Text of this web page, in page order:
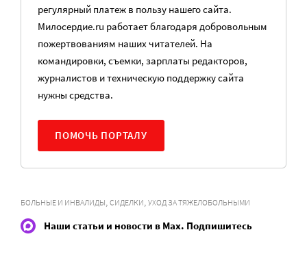
регулярный платеж в пользу нашего сайта.
Милосердие.ru работает благодаря добровольным
пожертвованиям наших читателей. На
командировки, съемки, зарплаты редакторов,
журналистов и техническую поддержку сайта
нужны средства.
ПОМОЧЬ ПОРТАЛУ
БОЛЬНЫЕ И ИНВАЛИДЫ СИДЕЛКИ УХОД ЗА ТЯЖЕЛОБОЛЬНЫМИ
Наши статьи и новости в Max. Подпишитесь